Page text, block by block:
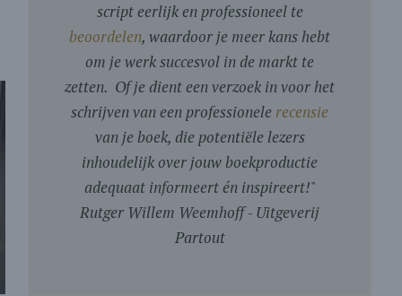
script eerlijk en professioneel te
beoordelen, waardoor je meer kans hebt
om je werk succesvol in de markt te
zetten. Of je dient een verzoek in voor het
schrijven van een professionele recensie
van je boek, die potentiële lezers
inhoudelijk over jouw boekproductie
adequaat informeert én inspireert!"
Rutger Willem Weemhoff - Uitgeverij
Partout